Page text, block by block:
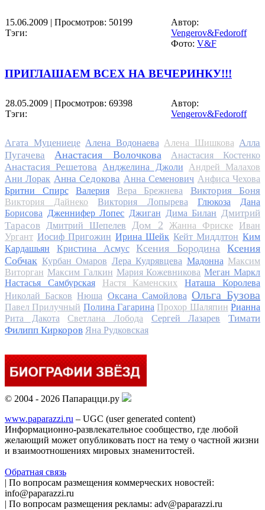
15.06.2009 | Просмотров: 50199
Тэги:
Автор:
Vengerov&Fedoroff
Фото: V&F
ПРИГЛАШАЕМ ВСЕХ НА ВЕЧЕРИНКУ!!!
28.05.2009 | Просмотров: 69398
Тэги:
Автор:
Vengerov&Fedoroff
Агата Муцениеце Алена Водонаева Алена Шишкова Алла
Пугачева
Анастасия Волочкова Анастасия Костенко
Анастасия Решетова Анджелина Джоли Андрей Малахов
Ани Лорак Анна Седокова Анна Семенович Анфиса Чехова
Бритни Спирс
Валерия Вера Брежнева Виктория Боня
Виктория Дайнеко Виктория Лопырева Глюкоза
Дана
Борисова Дженнифер Лопес Джиган Дима Билан Дмитрий
Тарасов Дмитрий Шепелев Дом 2 Жанна Фриске
Иван
Ургант Иосиф Пригожин Ирина Шейк Кейт Миддлтон Ким
Кардашьян
Кристина Асмус Ксения Бородина
Ксения
Собчак Курбан Омаров Лера Кудрявцева Мадонна Максим
Виторган Максим Галкин Мария Кожевникова Меган Маркл
Настасья Самбурская
Настя Каменских
Наташа Королева
Николай Басков Нюша Оксана Самойлова Ольга Бузова
Павел Прилучный Полина Гагарина Прохор Шаляпин Рианна
Рита Дакота
Светлана Лобода Сергей Лазарев
Тимати
Филипп Киркоров Яна Рудковская
© 2004 - 2026 Папарацци.ру
www.paparazzi.ru – UGC (user generated content)
Информационно-развлекательное сообщество, где любой
желающий может опубликовать пост на тему о частной жизни
и взаимоотношениях мировых знаменитостей.
Обратная связь
| По вопросам размещения коммерческих новостей:
info@paparazzi.ru
| По вопросам размещения рекламы: adv@paparazzi.ru